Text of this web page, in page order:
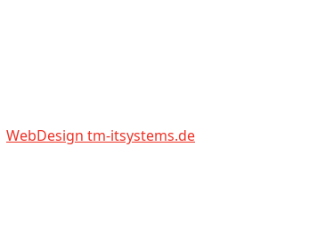
WebDesign tm-itsystems.de